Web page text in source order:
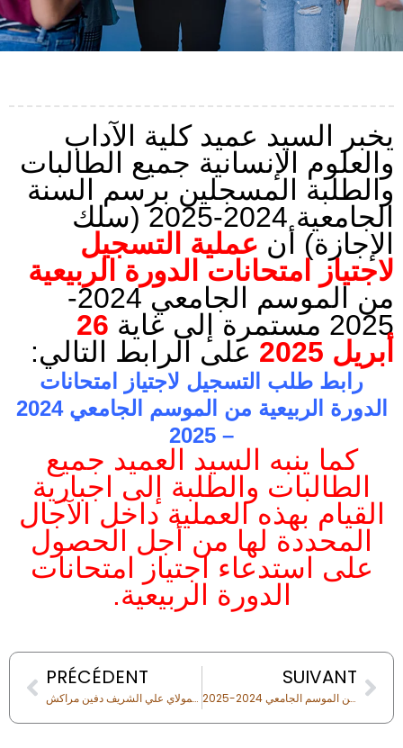
يخبر السيد عميد كلية الآداب
والعلوم الإنسانية جميع الطالبات
والطلبة المسجلين برسم السنة
الجامعية 2024-2025 (سلك
الإجازة) أن عملية التسجيل
لاجتياز امتحانات الدورة الربيعية
من الموسم الجامعي 2024-
2025 مستمرة إلى غاية
26
أبريل 2025
على الرابط التالي:
رابط طلب التسجيل لاجتياز امتحانات
الدورة الربيعية من الموسم الجامعي 2024
– 2025
كما ينبه السيد العميد جميع
الطالبات والطلبة إلى اجبارية
القيام بهذه العملية داخل الآجال
المحددة لها من أجل الحصول
على استدعاء اجتياز امتحانات
الدورة الربيعية.
PrevPRÉCÉDENT
الدورة السادسة للندوة العلمية الوطنية لمولاي علي الشريف دفين مراكش
SUIVANT
عملية طلب تصحيح الغياب الخاص بامتحانات الدورة الخريفية من الموسم الجامعي 2024-2025